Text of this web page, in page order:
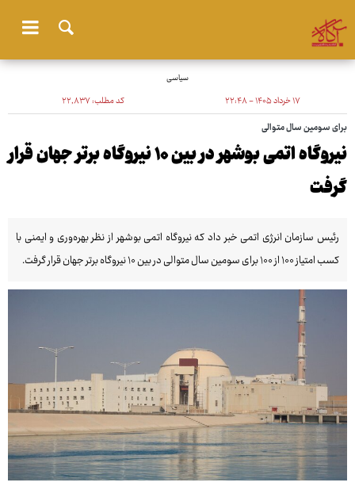
سیاسی
۱۷ خرداد ۱۴۰۵ - ۲۲:۴۸ کد مطلب:۲۲٬۸۳۷
برای سومین سال متوالی
نیروگاه اتمی بوشهر در بین ۱۰ نیروگاه برتر جهان قرار
گرفت
رئیس سازمان انرژی اتمی خبر داد که نیروگاه اتمی بوشهر از نظر بهره‌وری و ایمنی با
کسب امتیاز ۱۰۰ از ۱۰۰ برای سومین سال متوالی در بین ۱۰ نیروگاه برتر جهان قرار گرفت.